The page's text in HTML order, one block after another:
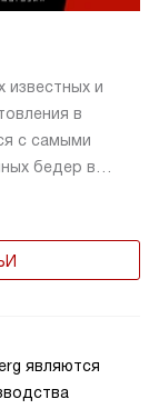
известных и
в
с самыми
бедер в
являются